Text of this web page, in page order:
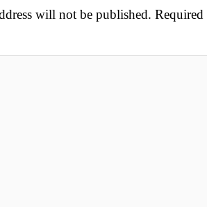
will not be published. Required